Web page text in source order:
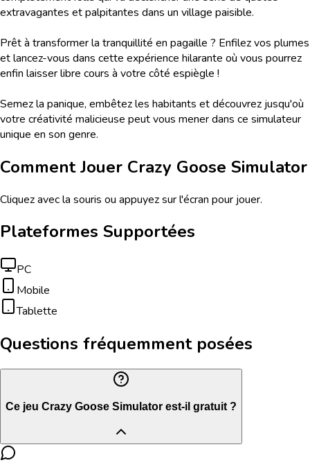
extravagantes et palpitantes dans un village paisible.
Prêt à transformer la tranquillité en pagaille ? Enfilez vos plumes
et lancez-vous dans cette expérience hilarante où vous pourrez
enfin laisser libre cours à votre côté espiègle !
Semez la panique, embêtez les habitants et découvrez jusqu'où
votre créativité malicieuse peut vous mener dans ce simulateur
unique en son genre.
Comment Jouer Crazy Goose Simulator
Cliquez avec la souris ou appuyez sur l'écran pour jouer.
Plateformes Supportées
PC
Mobile
Tablette
Questions fréquemment posées
Ce jeu Crazy Goose Simulator est-il gratuit ?